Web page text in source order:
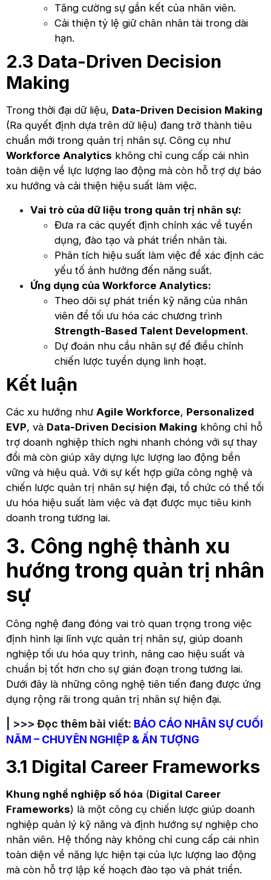
Tăng cường sự gắn kết của nhân viên.
Cải thiện tỷ lệ giữ chân nhân tài trong dài
hạn.
2.3 Data-Driven Decision
Making
Trong thời đại dữ liệu, Data-Driven Decision Making
(Ra quyết định dựa trên dữ liệu) đang trở thành tiêu
chuẩn mới trong quản trị nhân sự. Công cụ như
Workforce Analytics không chỉ cung cấp cái nhìn
toàn diện về lực lượng lao động mà còn hỗ trợ dự báo
xu hướng và cải thiện hiệu suất làm việc.
Vai trò của dữ liệu trong quản trị nhân sự:
Đưa ra các quyết định chính xác về tuyển
dụng, đào tạo và phát triển nhân tài.
Phân tích hiệu suất làm việc để xác định các
yếu tố ảnh hưởng đến năng suất.
Ứng dụng của Workforce Analytics:
Theo dõi sự phát triển kỹ năng của nhân
viên để tối ưu hóa các chương trình
Strength-Based Talent Development.
Dự đoán nhu cầu nhân sự để điều chỉnh
chiến lược tuyển dụng linh hoạt.
Kết luận
Các xu hướng như Agile Workforce, Personalized
EVP, và Data-Driven Decision Making không chỉ hỗ
trợ doanh nghiệp thích nghi nhanh chóng với sự thay
đổi mà còn giúp xây dựng lực lượng lao động bền
vững và hiệu quả. Với sự kết hợp giữa công nghệ và
chiến lược quản trị nhân sự hiện đại, tổ chức có thể tối
ưu hóa hiệu suất làm việc và đạt được mục tiêu kinh
doanh trong tương lai.
3. Công nghệ thành xu
hướng trong quản trị nhân
sự
Công nghệ đang đóng vai trò quan trọng trong việc
định hình lại lĩnh vực quản trị nhân sự, giúp doanh
nghiệp tối ưu hóa quy trình, nâng cao hiệu suất và
chuẩn bị tốt hơn cho sự gián đoạn trong tương lai.
Dưới đây là những công nghệ tiên tiến đang được ứng
dụng rộng rãi trong quản trị nhân sự hiện đại.
| >>> Đọc thêm bài viết: BÁO CÁO NHÂN SỰ CUỐI
NĂM – CHUYÊN NGHIỆP & ẤN TƯỢNG
3.1 Digital Career Frameworks
Khung nghề nghiệp số hóa (Digital Career
Frameworks) là một công cụ chiến lược giúp doanh
nghiệp quản lý kỹ năng và định hướng sự nghiệp cho
nhân viên. Hệ thống này không chỉ cung cấp cái nhìn
toàn diện về năng lực hiện tại của lực lượng lao động
mà còn hỗ trợ lập kế hoạch đào tạo và phát triển.